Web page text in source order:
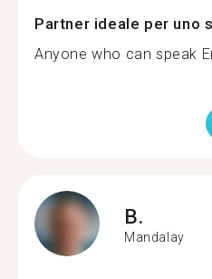
Partner ideale per uno
Anyone who can speak
B.
Mandalay